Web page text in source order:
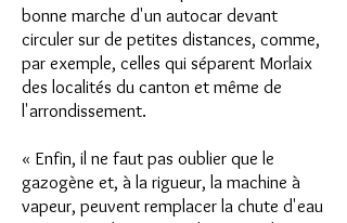
bonne marche d'un autocar devant
circuler sur de petites distances, comme,
par exemple, celles qui séparent Morlaix
des localités du canton et même de
l'arrondissement.
« Enfin, il ne faut pas oublier que le
gazogène et, à la rigueur, la machine à
vapeur, peuvent remplacer la chute d'eau